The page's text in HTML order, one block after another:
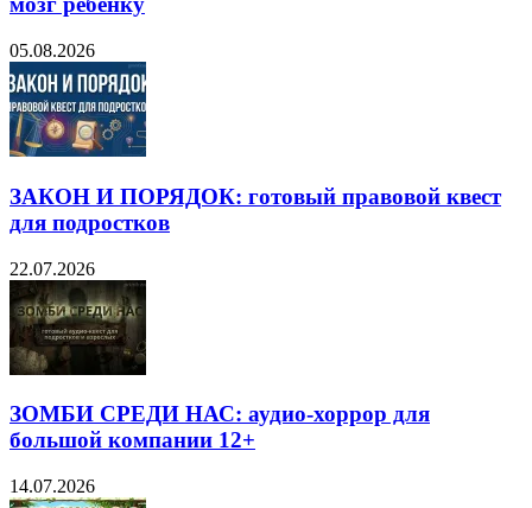
05.08.2026
ЗАКОН И ПОРЯДОК: готовый правовой квест
для подростков
22.07.2026
ЗОМБИ СРЕДИ НАС: аудио-хоррор для
большой компании 12+
14.07.2026